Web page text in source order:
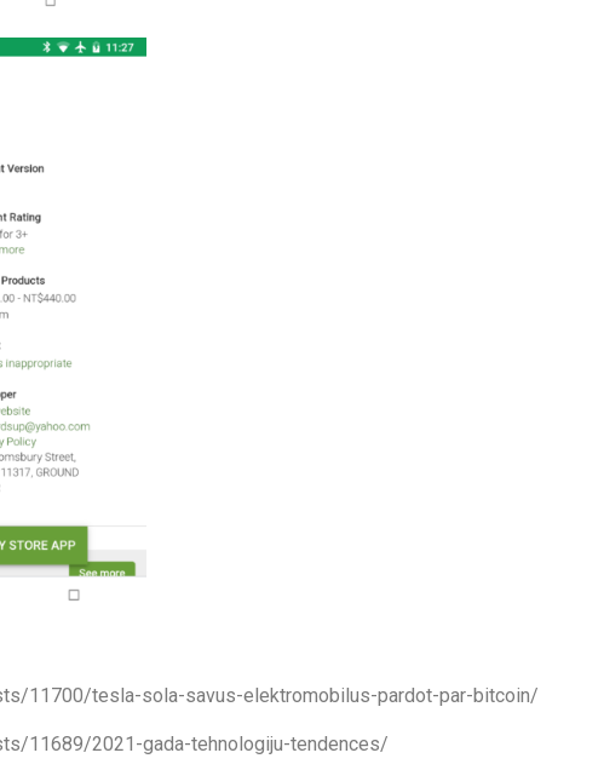
11700/tesla-sola-savus-elektromobilus-pardot-par-bitcoin/
11689/2021-gada-tehnologiju-tendences/